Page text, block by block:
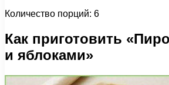
Количество порций: 6
Как приготовить
и яблоками»